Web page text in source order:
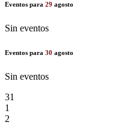
Eventos para 29 agosto
Sin eventos
Eventos para 30 agosto
Sin eventos
31
1
2